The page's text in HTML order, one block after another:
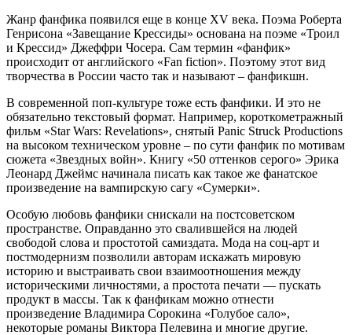
Жанр фанфика появился еще в конце XV века. Поэма Роберта
Генрисона «Завещание Крессиды» основана на поэме «Троил
и Крессид» Джеффри Чосера. Сам термин «фанфик»
происходит от английского «Fan fiction». Поэтому этот вид
творчества в России часто так и называют – фанфикшн.
В современной поп-культуре тоже есть фанфики. И это не
обязательно текстовый формат. Например, короткометражный
фильм «Star Wars: Revelations», снятый Panic Struck Productions
на высоком техническом уровне – по сути фанфик по мотивам
сюжета «Звездных войн». Книгу «50 оттенков серого» Эрика
Леонард Джеймс начинала писать как такое же фанатское
произведение на вампирскую сагу «Сумерки».
Особую любовь фанфики снискали на постсоветском
пространстве. Оправданно это свалившейся на людей
свободой слова и простотой самиздата. Мода на соц-арт и
постмодернизм позволили авторам искажать мировую
историю и выстраивать свои взаимоотношения между
историческими личностями, а простота печати — пускать
продукт в массы. Так к фанфикам можно отнести
произведение Владимира Сорокина «Голубое сало»,
некоторые романы Виктора Пелевина и многие другие.